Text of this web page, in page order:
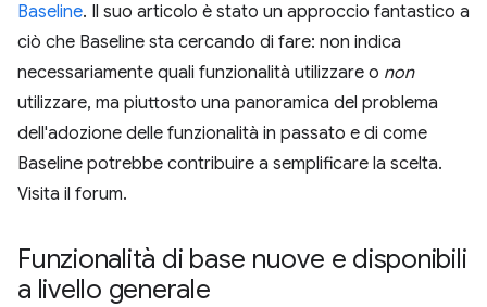
Baseline. Il suo articolo è stato un approccio fantastico a
ciò che Baseline sta cercando di fare: non indica
necessariamente quali funzionalità utilizzare o non
utilizzare, ma piuttosto una panoramica del problema
dell'adozione delle funzionalità in passato e di come
Baseline potrebbe contribuire a semplificare la scelta.
Visita il forum.
Funzionalità di base nuove e disponibili
a livello generale